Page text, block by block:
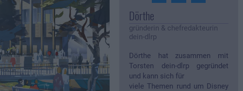
Dörthe
gründerin & chefredakteurin
dein-dlrp
Dörthe hat zusammen mit
Torsten dein-dlrp gegründet
und kann sich für
viele Themen rund um Disney